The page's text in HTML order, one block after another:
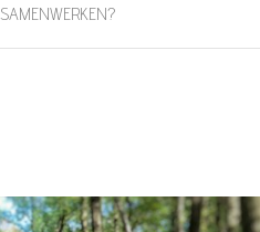
SAMENWERKEN?